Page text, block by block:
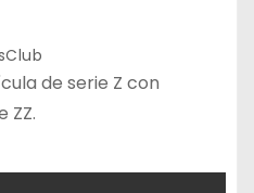
de serie Z con
ZZ.